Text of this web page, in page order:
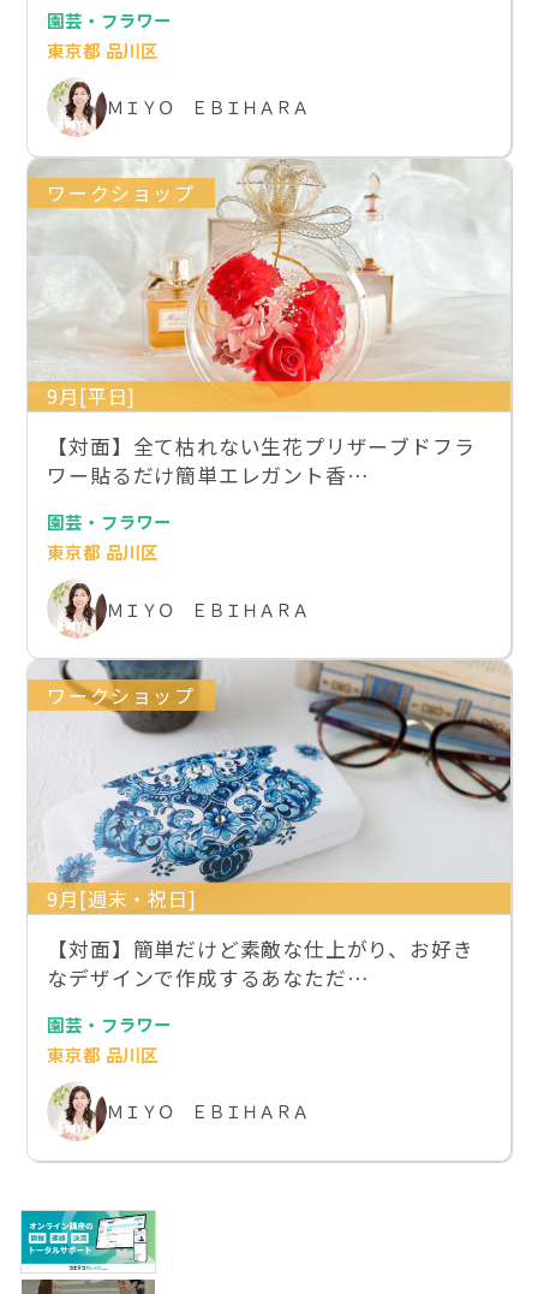
園芸・フラワー
東京都 品川区
ＭＩＹＯ ＥＢＩＨＡＲＡ
ワークショップ
9月[平日]
【対面】全て枯れない生花プリザーブドフラ
ワー貼るだけ簡単エレガント香…
園芸・フラワー
東京都 品川区
ＭＩＹＯ ＥＢＩＨＡＲＡ
ワークショップ
9月[週末・祝日]
【対面】簡単だけど素敵な仕上がり、お好き
なデザインで作成するあなただ…
園芸・フラワー
東京都 品川区
ＭＩＹＯ ＥＢＩＨＡＲＡ